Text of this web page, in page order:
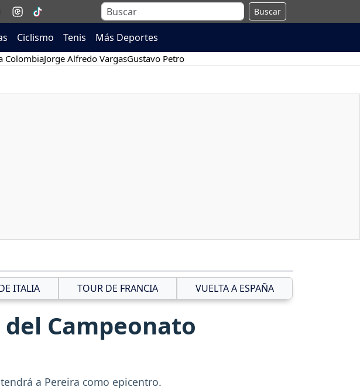
Buscar
Ciclismo Tenis Más Deportes
ColombiaJorge Alfredo VargasGustavo Petro
ITALIA TOUR DE FRANCIA VUELTA A ESPAÑA
Campeonato
a Pereira como epicentro.